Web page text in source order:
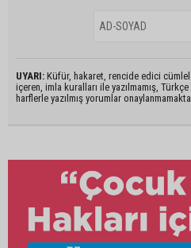
UYARI: Küfür, hakaret, rencide edici
içeren, imla kuralları ile yazılmamış,
harflerle yazılmış yorumlar